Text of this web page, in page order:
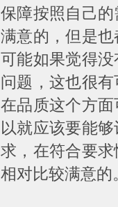
保障按照自己
满意的，但是
可能如果觉得
问题，这也很
在品质这个方
以就应该要能
求，在符合要
相对比较满意的